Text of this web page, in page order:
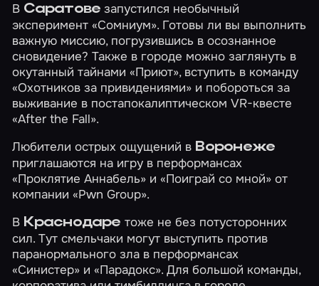
В Саратове запустился необычный
эксперимент«Сомниум». Готовы ли вы выполнить
важную миссию, погрузившись в осознанное
сновидение? Также в городе можно заглянуть в
окутанный тайнами«Приют», вступить в команду
«Охотников за привидениями» и побороться за
выживание в постапокалиптическом VR-квесте
«After the Fall».
Любители острых ощущений в Воронеже
приглашаются на игру в перформансах
«Проклятие Аннабель» и«Поиграй со мной» от
компании «Pwn Group».
В Краснодаре тоже не без потусторонних
сил. Тут смельчаки могут выступить против
паранормального зла в перформансах
«Синистер» и«Парадокс». Для большой команды,